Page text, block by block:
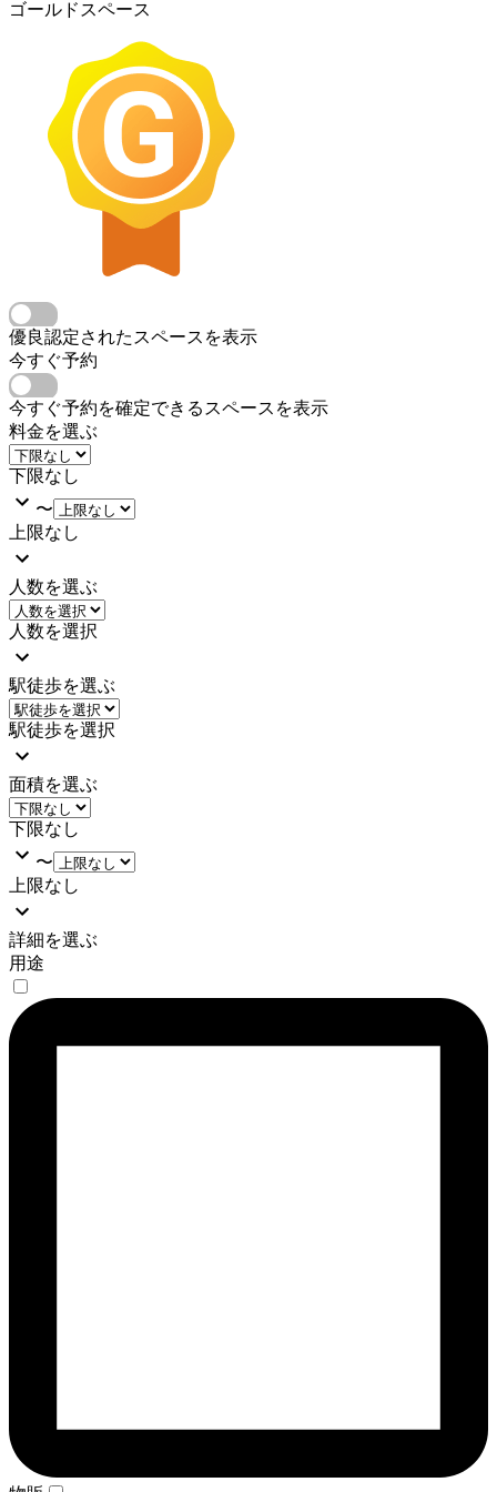
ゴールドスペース
優良認定されたスペースを表示
今すぐ予約
今すぐ予約を確定できるスペースを表示
料金を選ぶ
下限なし
〜
上限なし
人数を選ぶ
人数を選択
駅徒歩を選ぶ
駅徒歩を選択
面積を選ぶ
下限なし
〜
上限なし
詳細を選ぶ
用途